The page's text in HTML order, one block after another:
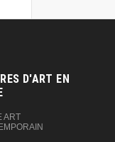
D'ART EN
ART